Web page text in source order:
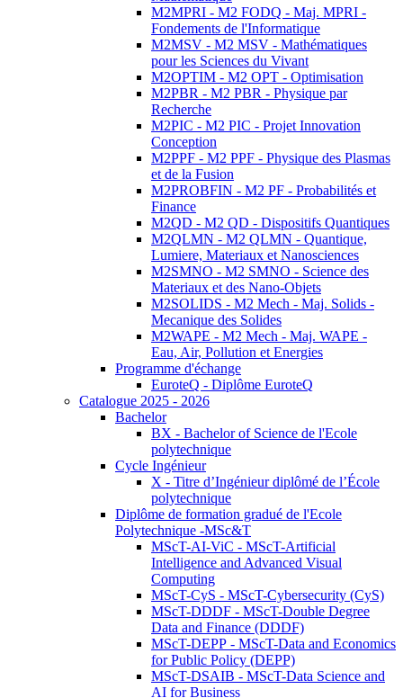
M2MPRI - M2 FODQ - Maj. MPRI -
Fondements de l'Informatique
M2MSV - M2 MSV - Mathématiques
pour les Sciences du Vivant
M2OPTIM - M2 OPT - Optimisation
M2PBR - M2 PBR - Physique par
Recherche
M2PIC - M2 PIC - Projet Innovation
Conception
M2PPF - M2 PPF - Physique des Plasmas
et de la Fusion
M2PROBFIN - M2 PF - Probabilités et
Finance
M2QD - M2 QD - Dispositifs Quantiques
M2QLMN - M2 QLMN - Quantique,
Lumiere, Materiaux et Nanosciences
M2SMNO - M2 SMNO - Science des
Materiaux et des Nano-Objets
M2SOLIDS - M2 Mech - Maj. Solids -
Mecanique des Solides
M2WAPE - M2 Mech - Maj. WAPE -
Eau, Air, Pollution et Energies
Programme d'échange
EuroteQ - Diplôme EuroteQ
Catalogue 2025 - 2026
Bachelor
BX - Bachelor of Science de l'Ecole
polytechnique
Cycle Ingénieur
X - Titre d’Ingénieur diplômé de l’École
polytechnique
Diplôme de formation gradué de l'Ecole
Polytechnique -MSc&T
MScT-AI-ViC - MScT-Artificial
Intelligence and Advanced Visual
Computing
MScT-CyS - MScT-Cybersecurity (CyS)
MScT-DDDF - MScT-Double Degree
Data and Finance (DDDF)
MScT-DEPP - MScT-Data and Economics
for Public Policy (DEPP)
MScT-DSAIB - MScT-Data Science and
AI for Business